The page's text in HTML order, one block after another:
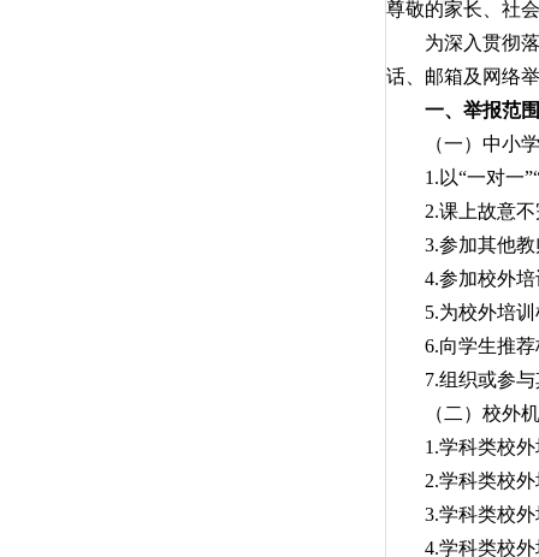
尊敬的家长、社
为深入贯彻落
话、邮箱及网络
一、举报范围
（一）中小学
1.以“一对一”“
2.课上故意不完
3.参加其他教
4.参加校外培
5.为校外培训
6.向学生推荐校
7.组织或参与
（二）校外机
1 .学科类校
2.学科类校外
3.学科类校外培
4.学科类校外培